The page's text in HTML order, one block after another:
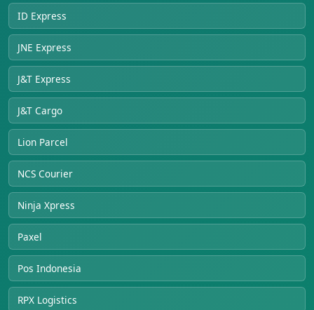
ID Express
JNE Express
J&T Express
J&T Cargo
Lion Parcel
NCS Courier
Ninja Xpress
Paxel
Pos Indonesia
RPX Logistics